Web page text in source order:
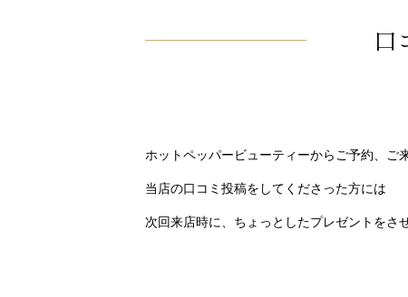
口
ホットペッパービューティーからご予約、ご
当店の口コミ投稿をしてくださった方には
次回来店時に、ちょっとしたプレゼントをさ